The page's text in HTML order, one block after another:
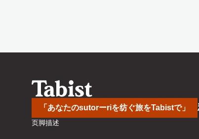
「あなたのsutorーriを纺ぐ旅をTabistで」
页脚描述